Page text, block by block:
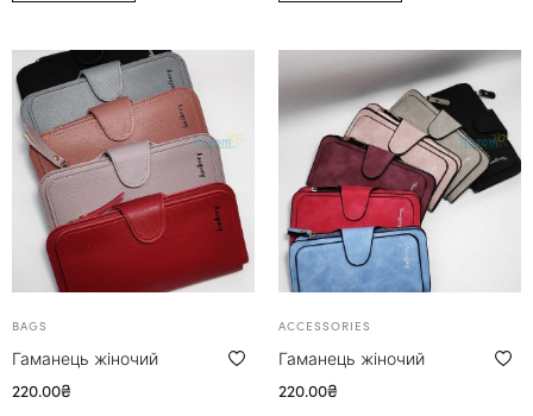
BAGS
Гаманець жіночий
220.00₴
ACCESSORIES
Гаманець жіночий
220.00₴